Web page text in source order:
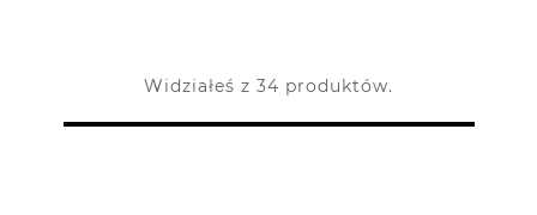
Widziałeś z 34 produktów.